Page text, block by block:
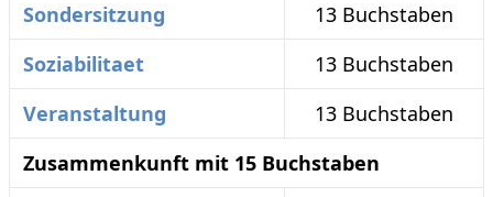
Sondersitzung
13 Buchstaben
Soziabilitaet
13 Buchstaben
Veranstaltung
13 Buchstaben
Zusammenkunft mit 15 Buchstaben